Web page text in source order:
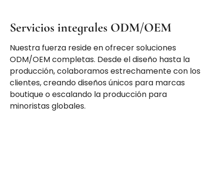
Servicios integrales ODM/OEM
Nuestra fuerza reside en ofrecer soluciones
ODM/OEM completas. Desde el diseño hasta la
producción, colaboramos estrechamente con los
clientes, creando diseños únicos para marcas
boutique o escalando la producción para
minoristas globales.